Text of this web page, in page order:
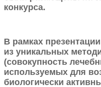
конкурса.
В рамках
из уникальных
(совокупность
используемых для
биологически